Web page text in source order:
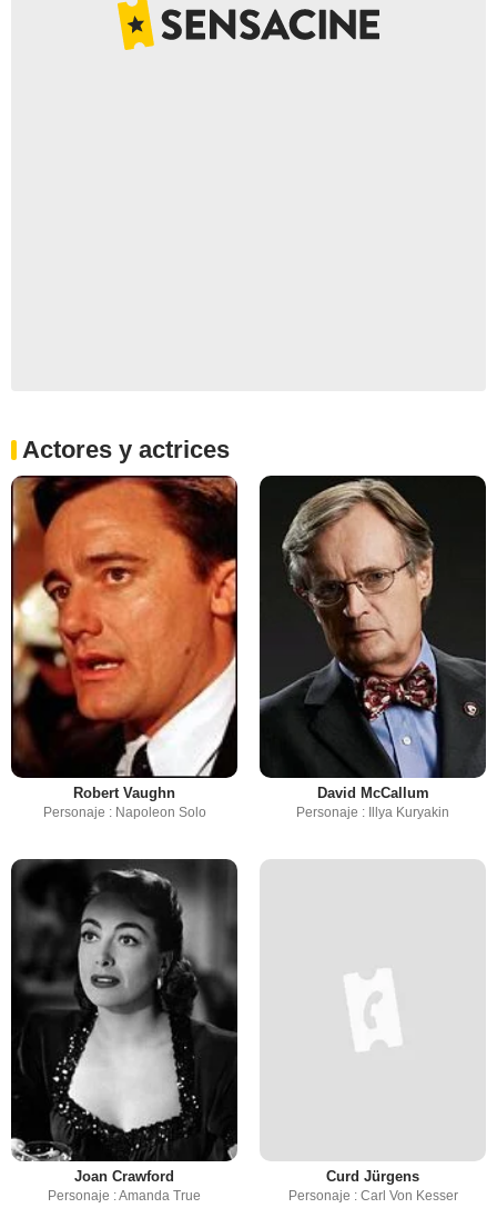
Actores y actrices
Robert Vaughn
Personaje : Napoleon Solo
David McCallum
Personaje : Illya Kuryakin
Joan Crawford
Personaje : Amanda True
Curd Jürgens
Personaje : Carl Von Kesser